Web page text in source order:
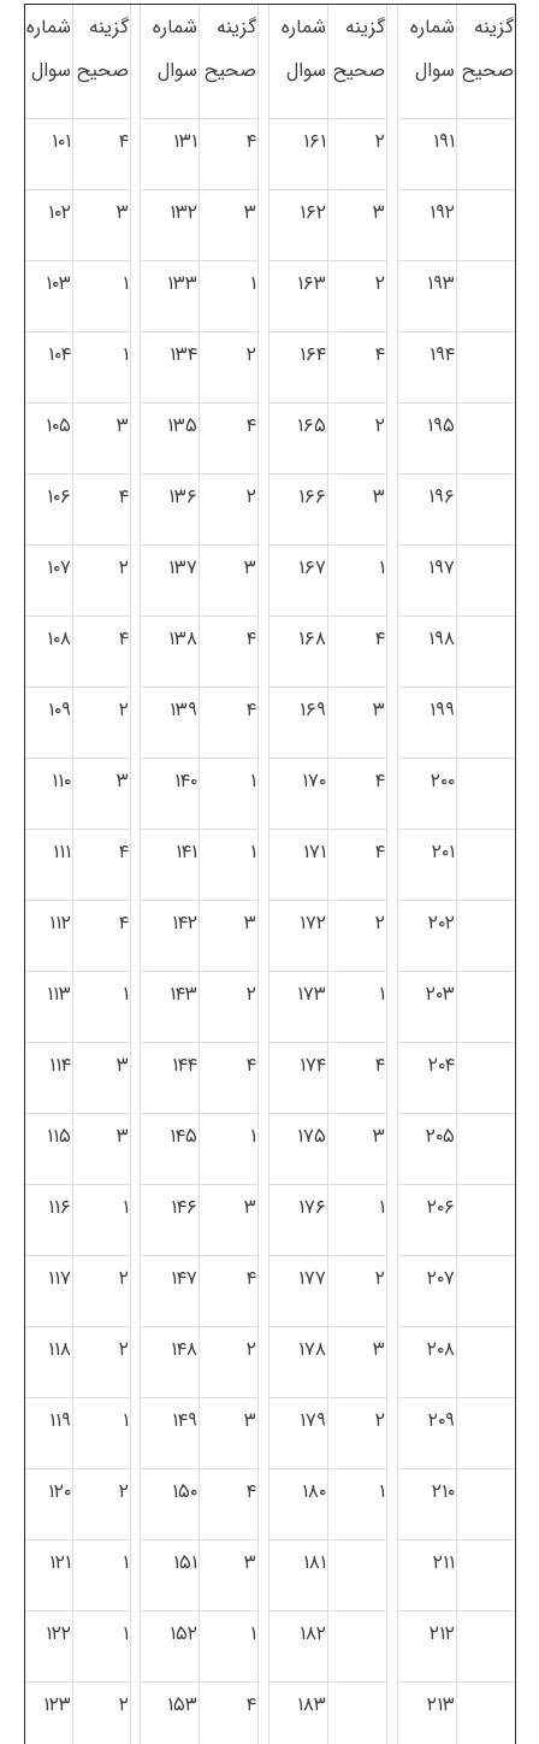
گزینه
صحیح
شماره
سوال
گزینه
صحیح
شماره
سوال
گزینه
صحیح
شماره
سوال
گزینه
صحیح
شماره
سوال
۱۹۱ ۲ ۱۶۱ ۴ ۱۳۱ ۴ ۱۰۱
۱۹۲ ۳ ۱۶۲ ۳ ۱۳۲ ۳ ۱۰۲
۱۹۳ ۲ ۱۶۳ ۱ ۱۳۳ ۱ ۱۰۳
۱۹۴ ۴ ۱۶۴ ۲ ۱۳۴ ۱ ۱۰۴
۱۹۵ ۲ ۱۶۵ ۴ ۱۳۵ ۳ ۱۰۵
۱۹۶ ۳ ۱۶۶ ۲ ۱۳۶ ۴ ۱۰۶
۱۹۷ ۱ ۱۶۷ ۳ ۱۳۷ ۲ ۱۰۷
۱۹۸ ۴ ۱۶۸ ۴ ۱۳۸ ۴ ۱۰۸
۱۹۹ ۳ ۱۶۹ ۴ ۱۳۹ ۲ ۱۰۹
۲۰۰ ۴ ۱۷۰ ۱ ۱۴۰ ۳ ۱۱۰
۲۰۱ ۴ ۱۷۱ ۱ ۱۴۱ ۴ ۱۱۱
۲۰۲ ۲ ۱۷۲ ۳ ۱۴۲ ۴ ۱۱۲
۲۰۳ ۱ ۱۷۳ ۲ ۱۴۳ ۱ ۱۱۳
۲۰۴ ۴ ۱۷۴ ۴ ۱۴۴ ۳ ۱۱۴
۲۰۵ ۳ ۱۷۵ ۱ ۱۴۵ ۳ ۱۱۵
۲۰۶ ۱ ۱۷۶ ۳ ۱۴۶ ۱ ۱۱۶
۲۰۷ ۲ ۱۷۷ ۴ ۱۴۷ ۲ ۱۱۷
۲۰۸ ۳ ۱۷۸ ۲ ۱۴۸ ۲ ۱۱۸
۲۰۹ ۲ ۱۷۹ ۳ ۱۴۹ ۱ ۱۱۹
۲۱۰ ۱ ۱۸۰ ۴ ۱۵۰ ۲ ۱۲۰
۲۱۱ ۱۸۱ ۳ ۱۵۱ ۱ ۱۲۱
۲۱۲ ۱۸۲ ۱ ۱۵۲ ۱ ۱۲۲
۲۱۳ ۱۸۳ ۴ ۱۵۳ ۲ ۱۲۳